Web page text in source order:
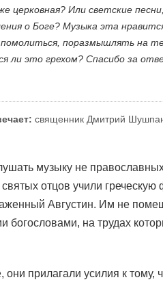
церковная? Или светские
о Боге? Музыка эта
поразмышлять на
ли это грехом? Спасибо за
священник Дмитрий
музыку не
отцов учили
Августин. Им не
богословами, на трудах
они прилагали усилия к